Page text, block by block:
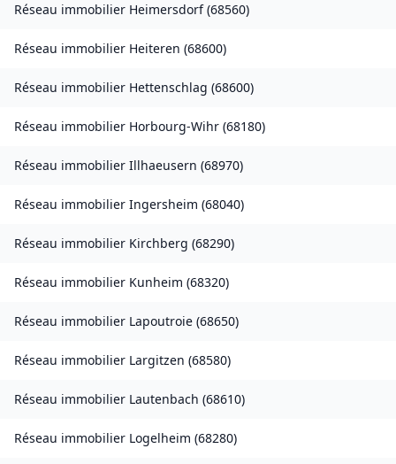
Réseau immobilier Heimersdorf(68560)
Réseau immobilier Heiteren (68600)
Réseau immobilier Hettenschlag (68600)
Réseau immobilier Horbourg-Wihr (68180)
Réseau immobilier Illhaeusern (68970)
Réseau immobilier Ingersheim (68040)
Réseau immobilier Kirchberg (68290)
Réseau immobilier Kunheim (68320)
Réseau immobilier Lapoutroie (68650)
Réseau immobilier Largitzen (68580)
Réseau immobilier Lautenbach (68610)
Réseau immobilier Logelheim (68280)